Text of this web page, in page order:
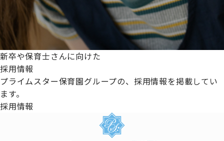
新卒や保育士さんに向けた
採用情報
プライムスター保育園グループの、採用情報を掲載してい
ます。
採用情報